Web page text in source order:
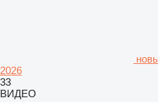
2026
33
ВИДЕО